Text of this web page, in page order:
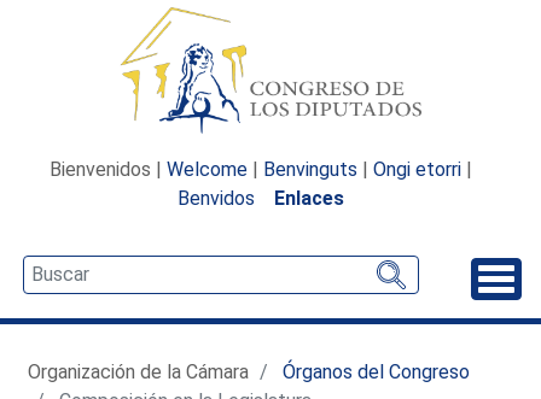
Bienvenidos | Welcome | Benvinguts | Ongi etorri |
Benvidos
Enlaces
Organización de la Cámara
Órganos del Congreso